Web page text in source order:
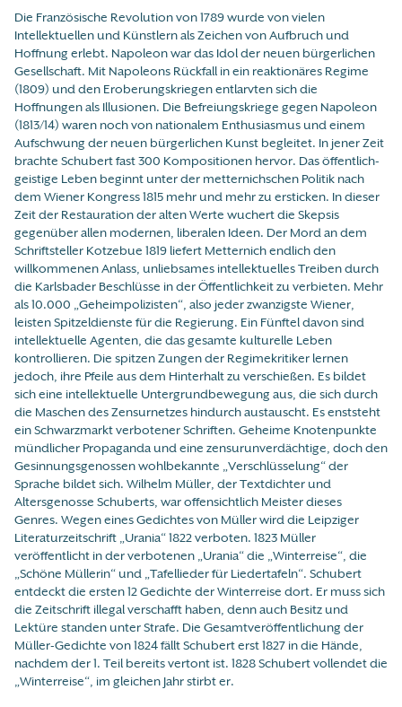
Die Französische Revolution von 1789 wurde von vielen
Intellektuellen und Künstlern als Zeichen von Aufbruch und
Hoffnung erlebt. Napoleon war das Idol der neuen bürgerlichen
Gesellschaft. Mit Napoleons Rückfall in ein reaktionäres Regime
(1809) und den Eroberungskriegen entlarvten sich die
Hoffnungen als Illusionen. Die Befreiungskriege gegen Napoleon
(1813/14) waren noch von nationalem Enthusiasmus und einem
Aufschwung der neuen bürgerlichen Kunst begleitet. In jener Zeit
brachte Schubert fast 300 Kompositionen hervor. Das öffentlich-
geistige Leben beginnt unter der metternichschen Politik nach
dem Wiener Kongress 1815 mehr und mehr zu ersticken. In dieser
Zeit der Restauration der alten Werte wuchert die Skepsis
gegenüber allen modernen, liberalen Ideen. Der Mord an dem
Schriftsteller Kotzebue 1819 liefert Metternich endlich den
willkommenen Anlass, unliebsames intellektuelles Treiben durch
die Karlsbader Beschlüsse in der Öffentlichkeit zu verbieten. Mehr
als 10.000 „Geheimpolizisten“, also jeder zwanzigste Wiener,
leisten Spitzeldienste für die Regierung. Ein Fünftel davon sind
intellektuelle Agenten, die das gesamte kulturelle Leben
kontrollieren. Die spitzen Zungen der Regimekritiker lernen
jedoch, ihre Pfeile aus dem Hinterhalt zu verschießen. Es bildet
sich eine intellektuelle Untergrundbewegung aus, die sich durch
die Maschen des Zensurnetzes hindurch austauscht. Es enststeht
ein Schwarzmarkt verbotener Schriften. Geheime Knotenpunkte
mündlicher Propaganda und eine zensurunverdächtige, doch den
Gesinnungsgenossen wohlbekannte „Verschlüsselung“ der
Sprache bildet sich. Wilhelm Müller, der Textdichter und
Altersgenosse Schuberts, war offensichtlich Meister dieses
Genres. Wegen eines Gedichtes von Müller wird die Leipziger
Literaturzeitschrift „Urania“ 1822 verboten. 1823 Müller
veröffentlicht in der verbotenen „Urania“ die „Winterreise“, die
„Schöne Müllerin“ und „Tafellieder für Liedertafeln“. Schubert
entdeckt die ersten 12 Gedichte der Winterreise dort. Er muss sich
die Zeitschrift illegal verschafft haben, denn auch Besitz und
Lektüre standen unter Strafe. Die Gesamtveröffentlichung der
Müller-Gedichte von 1824 fällt Schubert erst 1827 in die Hände,
nachdem der 1. Teil bereits vertont ist. 1828 Schubert vollendet die
„Winterreise“, im gleichen Jahr stirbt er.